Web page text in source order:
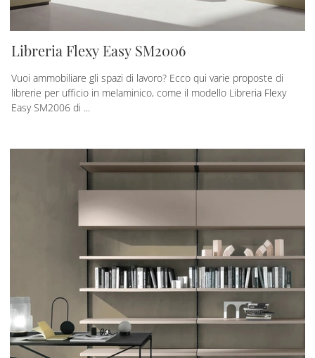
Libreria Flexy Easy SM2006
Vuoi ammobiliare gli spazi di lavoro? Ecco qui varie proposte di
librerie per ufficio in melaminico, come il modello Libreria Flexy
Easy SM2006 di ...